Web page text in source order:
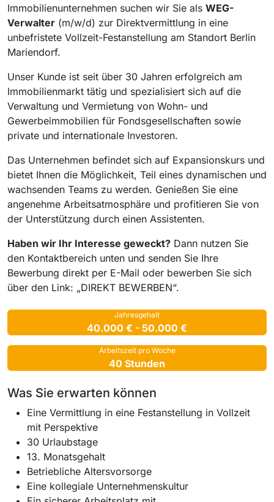
Immobilienunternehmen suchen wir Sie als WEG-
Verwalter (m/w/d) zur Direktvermittlung in eine
unbefristete Vollzeit-Festanstellung am Standort Berlin
Mariendorf.
Unser Kunde ist seit über 30 Jahren erfolgreich am
Immobilienmarkt tätig und spezialisiert sich auf die
Verwaltung und Vermietung von Wohn- und
Gewerbeimmobilien für Fondsgesellschaften sowie
private und internationale Investoren.
Das Unternehmen befindet sich auf Expansionskurs und
bietet Ihnen die Möglichkeit, Teil eines dynamischen und
wachsenden Teams zu werden. Genießen Sie eine
angenehme Arbeitsatmosphäre und profitieren Sie von
der Unterstützung durch einen Assistenten.
Haben wir Ihr Interesse geweckt? Dann nutzen Sie
den Kontaktbereich unten und senden Sie Ihre
Bewerbung direkt per E-Mail oder bewerben Sie sich
über den Link: „DIREKT BEWERBEN“.
Jahresgehalt
40.000 € - 50.000 €
Arbeitszeit pro Woche
40 Stunden
Was Sie erwarten können
Eine Vermittlung in eine Festanstellung in Vollzeit
mit Perspektive
30 Urlaubstage
13. Monatsgehalt
Betriebliche Altersvorsorge
Eine kollegiale Unternehmenskultur